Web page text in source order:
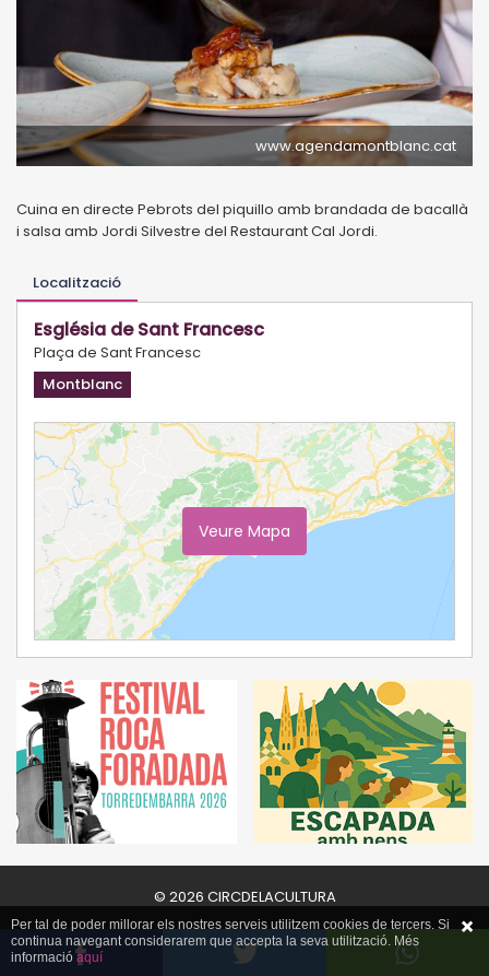
www.agendamontblanc.cat
Cuina en directe Pebrots del piquillo amb brandada de bacallà
i salsa amb Jordi Silvestre del Restaurant Cal Jordi.
Localització
Església de Sant Francesc
Plaça de Sant Francesc
Montblanc
Veure Mapa
© 2026 CIRCDELACULTURA
Per tal de poder millorar els nostres serveis utilitzem cookies de tercers. Si
continua navegant considerarem que accepta la seva utilització. Més
informacióaquí